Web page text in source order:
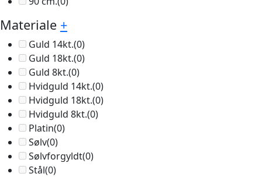
Materiale +
Guld 14kt.(0)
Guld 18kt.(0)
Guld 8kt.(0)
Hvidguld 14kt.(0)
Hvidguld 18kt.(0)
Hvidguld 8kt.(0)
Platin(0)
Sølv(0)
Sølvforgyldt(0)
Stål(0)